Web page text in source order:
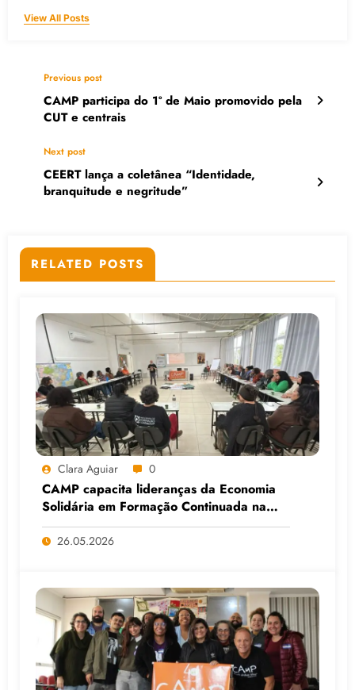
View All Posts
Previous post
CAMP participa do 1º de Maio promovido pela
CUT e centrais
Next post
CEERT lança a coletânea “Identidade,
branquitude e negritude”
RELATED POSTS
Clara Aguiar 0
CAMP capacita lideranças da Economia
Solidária em Formação Continuada na
Faculdade do Assentamento do MST, em
Viamão (RS)
26.05.2026